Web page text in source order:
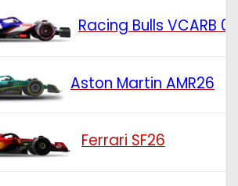
Racing Bulls VCARB 03
Aston Martin AMR26
Ferrari SF26